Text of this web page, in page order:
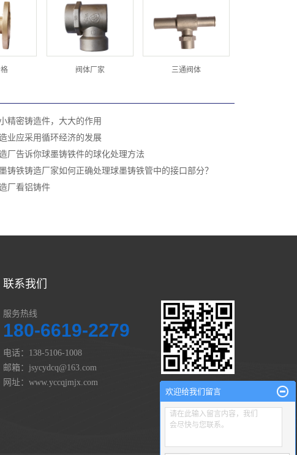
阀体厂家 三通阀体
精密铸造件，大大的作用
业应采用循环经济的发展
厂告诉你球墨铸铁件的球化处理方法
铸铁铸造厂家如何正确处理球墨铸铁管中的接口部分？
厂看铝铸件
联系我们
服务热线
180-6619-2279
电话：138-5106-1008
邮箱：jsycydcq@163.com
网址：www.yccqjmjx.com
微信 扫一扫
欢迎给我们留言
请在此输入留言内容，我们
会尽快与您联系。